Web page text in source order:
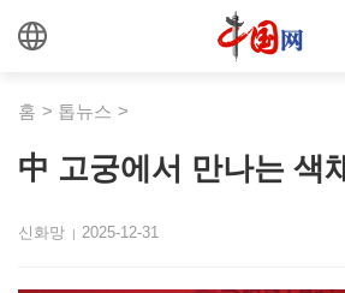
홈 > 톱뉴스 >
中 고궁에서 만나는 색
신화망 | 2025-12-31